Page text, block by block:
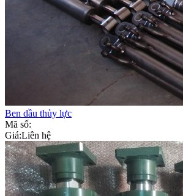
Ben dầu thủy lực
Mã số:
Giá:Liên hệ